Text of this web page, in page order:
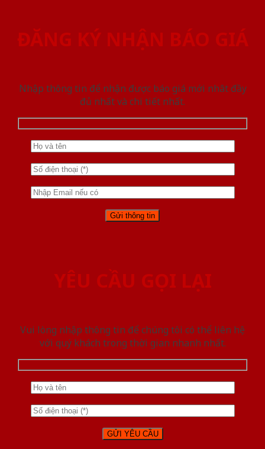
ĐĂNG KÝ NHẬN BÁO GIÁ
Nhập thông tin để nhận được báo giá mới nhât đầy
đủ nhất và chi tiết nhất.
YÊU CẦU GỌI LẠI
Vui lòng nhập thông tin để chúng tôi có thể liên hệ
với quý khách trong thời gian nhanh nhất.